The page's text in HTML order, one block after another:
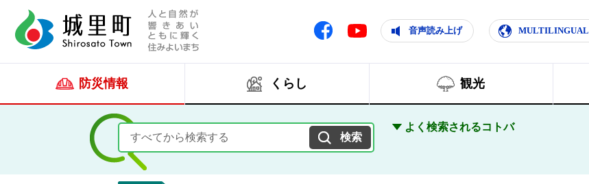
人と自然が響きあいともに輝く住みよいまち
Facebook Youtube 音声読み上げ MULTILINGUAL
防災情報 くらし 観光
よく検索されるコトバ